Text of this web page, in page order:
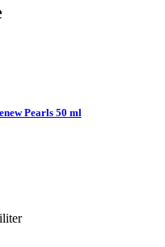
Pearls 50 ml